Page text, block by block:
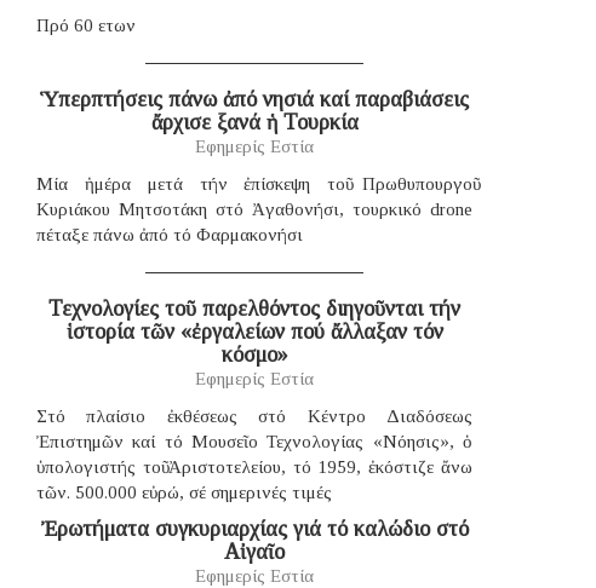
Πρό 60 ετων
Ὑπερπτήσεις πάνω ἀπό νησιά καί παραβιάσεις
ἄρχισε ξανά ἡ Τουρκία
Εφημερίς Εστία
Μία ἡμέρα μετά τήν ἐπίσκεψη τοῦ Πρωθυπουργοῦ
Κυριάκου Μητσοτάκη στό Ἀγαθονήσι, τουρκικό drone
πέταξε πάνω ἀπό τό Φαρμακονήσι
Τεχνολογίες τοῦ παρελθόντος διηγοῦνται τήν
ἱστορία τῶν «ἐργαλείων πού ἄλλαξαν τόν
κόσμο»
Εφημερίς Εστία
Στό πλαίσιο ἐκθέσεως στό Κέντρο Διαδόσεως
Ἐπιστημῶν καί τό Μουσεῖο Τεχνολογίας «Νόησις», ὁ
ὑπολογιστής τοῦ Ἀριστοτελείου, τό 1959, ἐκόστιζε ἄνω
τῶν. 500.000 εὐρώ, σέ σημερινές τιμές
Ἐρωτήματα συγκυριαρχίας γιά τό καλώδιο στό
Αἰγαῖο
Εφημερίς Εστία